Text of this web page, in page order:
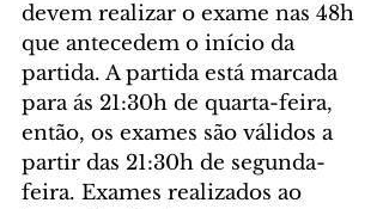
devem realizar o exame nas 48h
que antecedem o início da
partida. A partida está marcada
para ás 21:30h de quarta-feira,
então, os exames são válidos a
partir das 21:30h de segunda-
feira. Exames realizados ao